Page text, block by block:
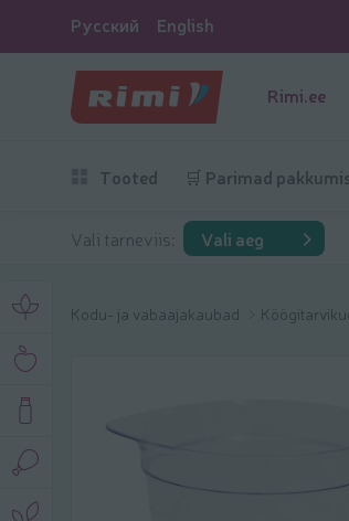
Русский English
Rimi.ee
Tooted 🛒 Parimad
Vali tarneviis: Vali aeg
Kodu- ja vabaajakaubad